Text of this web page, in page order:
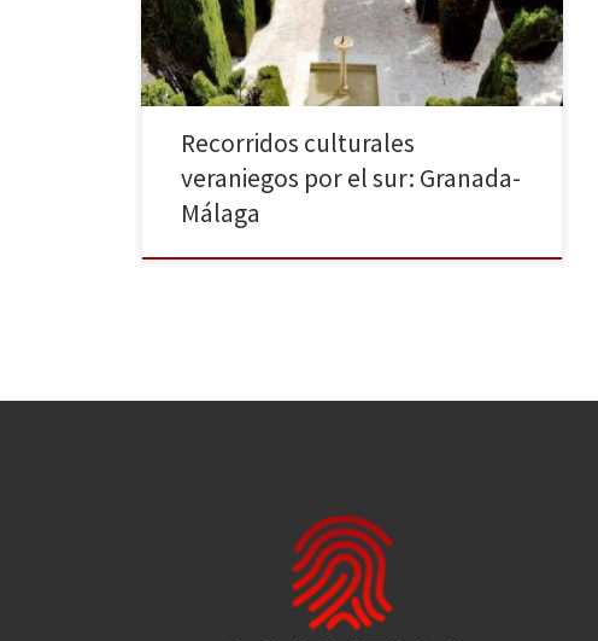
legado árabe, pero, aparte de ello, tiene otros
muchos lugares de […]
Recorridos culturales
veraniegos por el sur: Granada-
Málaga